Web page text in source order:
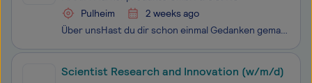
Pulheim
2 weeks ago
Über unsHast du dir schon einmal Gedanken gemacht, wo die tollen Pflegeprodukte von dm drogerie-markt, Rossmann, Lidl oder Aldi unter anderem herkommen? Als Europas führender Handelsmarkenproduzent von Kosmetik- und Pflegeprodukten findest du in fast 50.000 Filialen unsere Produkte, das macht uns mä
Scientist Research and Innovation (w/m/d)